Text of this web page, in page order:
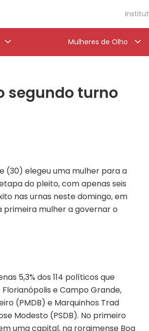
Mulheres de Olho
segundo turno
(30) elegeu uma mulher para a
do pleito, com apenas seis
nas urnas neste domingo, em
primeira mulher a governar o
5,3% dos 114 políticos que
Florianópolis e Campo Grande,
(PMDB) e Marquinhos Trad
Modesto (PSDB). No primeiro
uma capital, na roraimense Boa